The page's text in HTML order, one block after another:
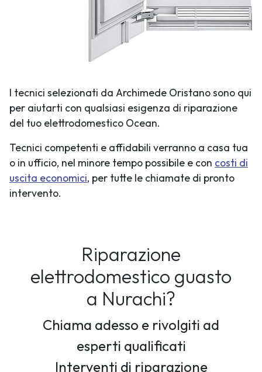
I tecnici selezionati da Archimede Oristano sono qui
per aiutarti con qualsiasi esigenza di riparazione
del tuo elettrodomestico Ocean.
Tecnici competenti e affidabili verranno a casa tua
o in ufficio, nel minore tempo possibile e con costi di
uscita economici, per tutte le chiamate di pronto
intervento.
Riparazione
elettrodomestico guasto
a Nurachi?
Chiama adesso e rivolgiti ad
esperti qualificati
Interventi di riparazione